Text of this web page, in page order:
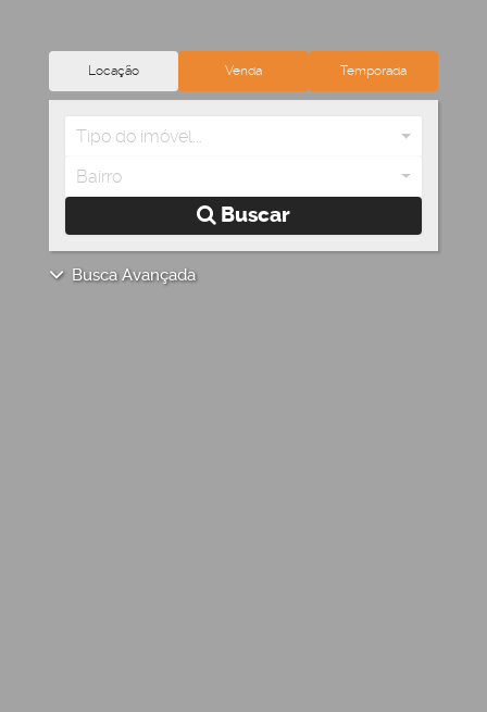
Locação Venda Temporada
Tipo do imóvel...
Bairro
Buscar
Busca Avançada